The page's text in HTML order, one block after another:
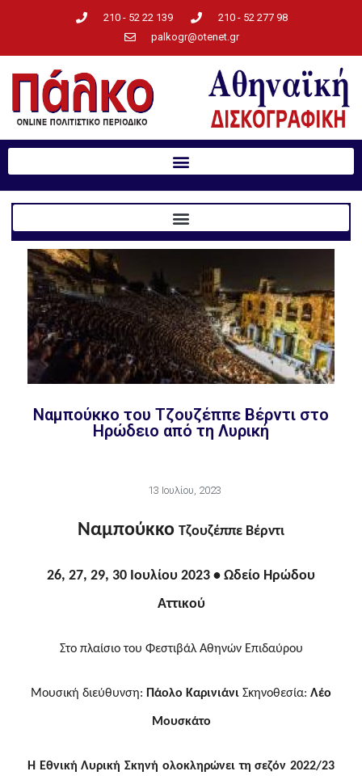
210 - 52 22 139
210 - 52 277 98
palkogr@otenet.gr
Ναμπούκκο του Τζουζέππε Βέρντι στο
Ηρώδειο από τη Λυρική
13 Ιουλίου, 2023
Ναμπούκκο Τζουζέππε Βέρντι
26, 27, 29, 30 Ιουλίου 2023 • Ωδείο Ηρώδου
Αττικού
Στο πλαίσιο του Φεστιβάλ Αθηνών Επιδαύρου
Μουσική διεύθυνση: Πάολο Καρινιάνι Σκηνοθεσία: Λέο
Μουσκάτο
Η Εθνική Λυρική Σκηνή ολοκληρώνει τη σεζόν 2022/23